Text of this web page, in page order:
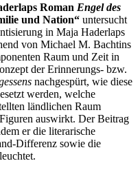
Roman Engel des
und Nation“ untersucht
in Maja Haderlaps
von Michael M. Bachtins
Raum und Zeit in
der Erinnerungs- bzw.
nachgespürt, wie diese
werden, welche
ländlichen Raum
auswirkt. Der Beitrag
er die literarische
Differenz sowie die